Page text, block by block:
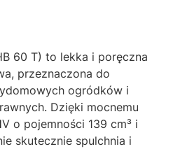
60 T) to lekka i poręczna
przeznaczona do
ogródków i
Dzięki mocnemu
o pojemności 139 cm³ i
skutecznie spulchnia i